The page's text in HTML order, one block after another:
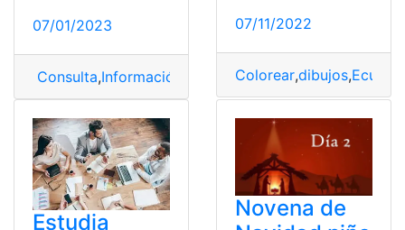
07/01/2023
Consulta,Información Internacional,Noticia,Quito
07/11/2022
Colorear,dibujos,
Estudia
Novena de